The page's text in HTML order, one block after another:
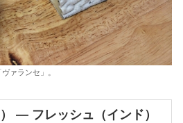
ァランセ」。
— フレッシュ（インド）